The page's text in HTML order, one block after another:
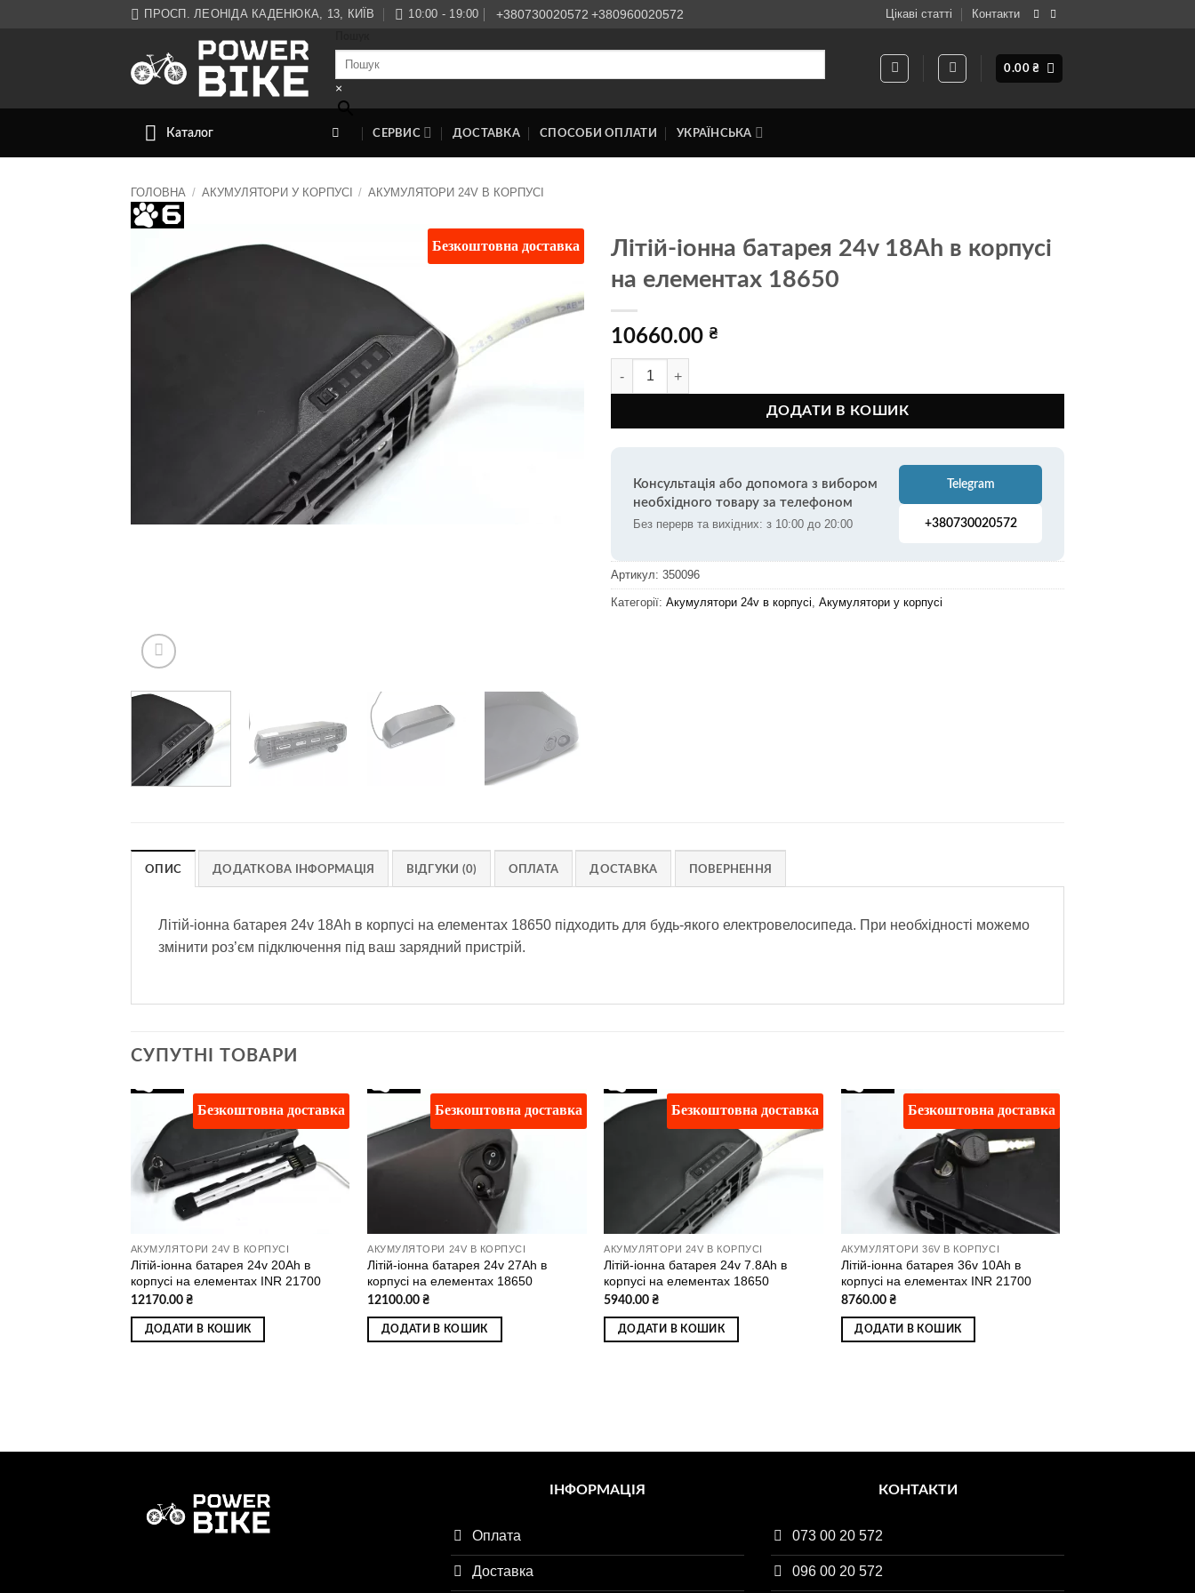
ПРОСП. ЛЕОНІДА КАДЕНЮКА, 13, КИЇВ 10:00 - 19:00 +380730020572 +380960020572 Цікаві статті Контакти
×
0.00₴
Каталог СЕРВИС ДОСТАВКА СПОСОБИ ОПЛАТИ УКРАЇНСЬКА
ГОЛОВНА / АКУМУЛЯТОРИ У КОРПУСІ / АКУМУЛЯТОРИ 24V В КОРПУСІ
до
списку
Безкоштовна доставка
Літій-іонна батарея 24v 18Ah в корпусі
на елементах 18650
10660.00 ₴
Літій-іонна батарея 24v 18Ah в корпусі на елементах 18650 кількість
ДОДАТИ В КОШИК
Консультація або допомога з вибором
необхідного товару за телефоном
Без перерв та вихідних: з 10:00 до 20:00
Telegram
+380730020572
Артикул: 350096
Категорії: Акумулятори 24v в корпусі Акумулятори у корпусі
ОПИС ДОДАТКОВА ІНФОРМАЦІЯ ВІДГУКИ (0) ОПЛАТА ДОСТАВКА ПОВЕРНЕННЯ
Літій-іонна батарея 24v 18Ah в корпусі на елементах 18650 підходить для будь-якого електровелосипеда. При необхідності можемо
змінити роз’єм підключення під ваш зарядний пристрій.
СУПУТНІ ТОВАРИ
Безкоштовна доставка
до
списку
бажань
АКУМУЛЯТОРИ 24V В КОРПУСІ
Літій-іонна батарея 24v 20Ah в
корпусі на елементах INR 21700
12170.00 ₴
ДОДАТИ В КОШИК
Безкоштовна доставка
АКУМУЛЯТОРИ 24V В КОРПУСІ
Літій-іонна батарея 24v 27Ah в
корпусі на елементах 18650
12100.00₴
ДОДАТИ В КОШИК
Безкоштовна доставка
Додати
АКУМУЛЯТОРИ 24V В КОРПУСІ
Літій-іонна батарея 24v 7.8Ah в
корпусі на елементах 18650
5940.00₴
ДОДАТИ В КОШИК
Безкоштовна доставка
Додати
до
АКУМУЛЯТОРИ 36V В КОРПУСІ
Літій-іонна батарея 36v 10Ah в
корпусі на елементах INR 21700
8760.00 ₴
ДОДАТИ В КОШИК
ІНФОРМАЦІЯ
Оплата
Доставка
КОНТАКТИ
073 00 20 572
096 00 20 572